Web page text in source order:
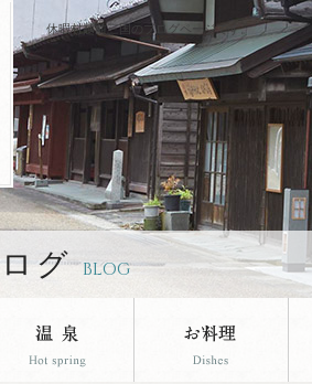
休暇村越前三国のブログページです。
グ BLOG